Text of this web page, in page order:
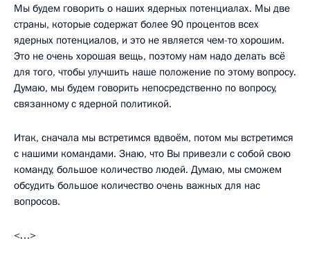
Мы будем говорить о наших ядерных потенциалах. Мы две
страны, которые содержат более 90 процентов всех
ядерных потенциалов, и это не является чем-то хорошим.
Это не очень хорошая вещь, поэтому нам надо делать всё
для того, чтобы улучшить наше положение по этому вопросу.
Думаю, мы будем говорить непосредственно по вопросу,
связанному с ядерной политикой.
Итак, сначала мы встретимся вдвоём, потом мы встретимся
с нашими командами. Знаю, что Вы привезли с собой свою
команду, большое количество людей. Думаю, мы сможем
обсудить большое количество очень важных для нас
вопросов.
<…>